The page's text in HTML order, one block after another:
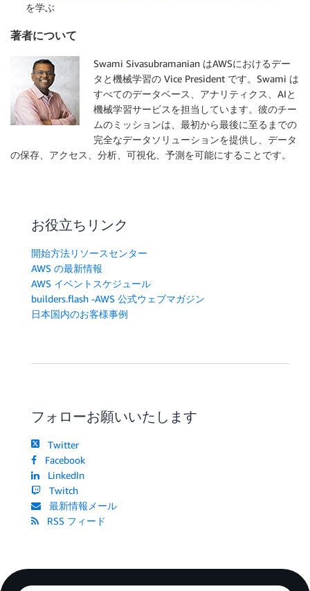
を学ぶ
著者について
Swami Sivasubramanian はAWSにおけるデー
タと機械学習の Vice President です。Swami は
すべてのデータベース、アナリティクス、AIと
機械学習サービスを担当しています。彼のチー
ムのミッションは、最初から最後に至るまでの
完全なデータソリューションを提供し、データ
の保存、アクセス、分析、可視化、予測を可能にすることです。
お役立ちリンク
開始方法リソースセンター
AWS の最新情報
AWS イベントスケジュール
builders.flash -AWS 公式ウェブマガジン
日本国内のお客様事例
フォローお願いいたします
Twitter
Facebook
LinkedIn
Twitch
最新情報メール
RSS フィード